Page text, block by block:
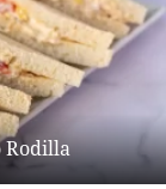
Rodilla